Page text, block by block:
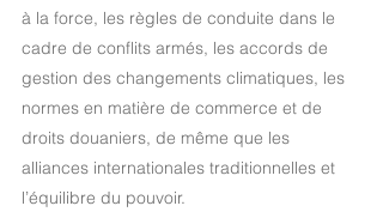
à la force, les règles de conduite dans le
cadre de conflits armés, les accords de
gestion des changements climatiques, les
normes en matière de commerce et de
droits douaniers, de même que les
alliances internationales traditionnelles et
l’équilibre du pouvoir.